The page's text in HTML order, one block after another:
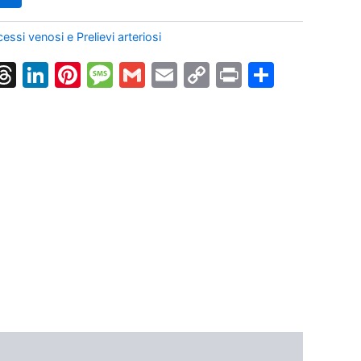
venosi e Prelievi arteriosi
Threads
LinkedIn
Pinterest
Message
GmailEmailCopy
Print